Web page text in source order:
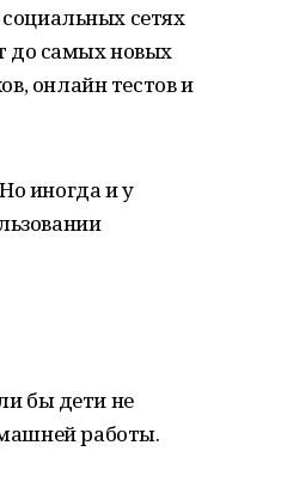
сетях
до самых новых
онлайн тестов и
иногда и у
бы дети не
работы.